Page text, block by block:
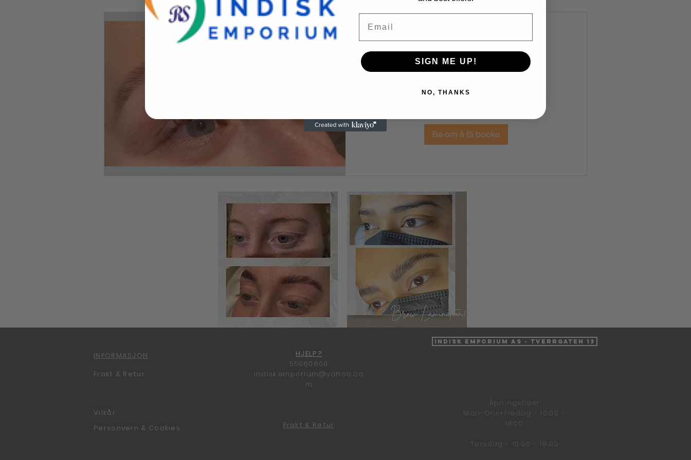
Brow Lamination +
Vippeløft
1 t 30 min
Be om å få booke
INFORMASJON
Frakt & Retur
HJELP?
55960600
indisk.emporium@yahoo.co
m
Vilkår
Personvern & Cookies
Frakt & Retur
Indisk Emporium AS - Tverrgaten 13
Åpningstider
Man-Ons+Fredag - 10:00 -
18:00
Torsdag - 10:00 - 19:00
SIGN ME UP!
NO, THANKS